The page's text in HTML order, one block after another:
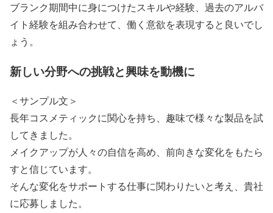
ブランク期間中に身につけたスキルや経験、過去のアルバ
イト経験を組み合わせて、働く意欲を表現すると良いでし
ょう。
新しい分野への挑戦と興味を動機に
＜サンプル文＞
長年コスメティックに関心を持ち、趣味で様々な製品を試
してきました。
メイクアップが人々の自信を高め、前向きな変化をもたら
すと信じています。
そんな変化をサポートする仕事に関わりたいと考え、貴社
に応募しました。